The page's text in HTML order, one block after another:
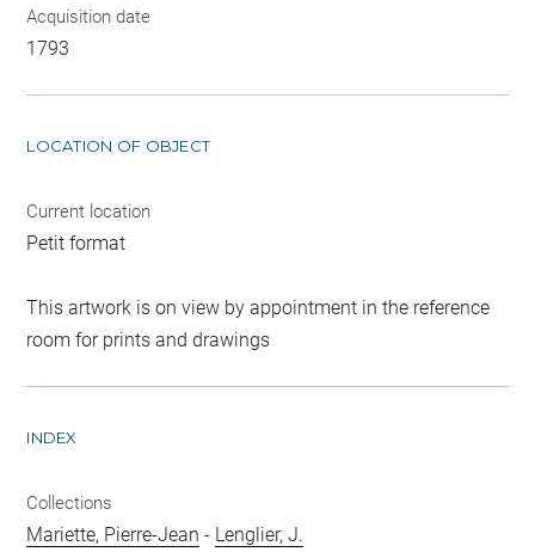
Acquisition date
1793
LOCATION OF OBJECT
Current location
Petit format
This artwork is on view by appointment in the reference
room for prints and drawings
INDEX
Collections
Mariette, Pierre-Jean - Lenglier, J.